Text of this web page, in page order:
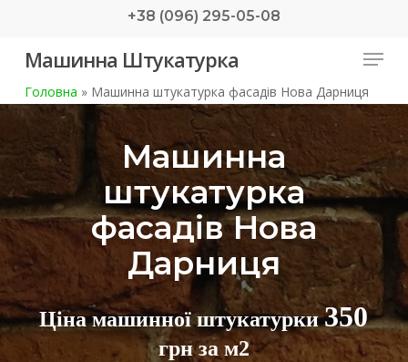
main
+38 (096) 295-05-08
Машинна Штукатурка Menu
Головна »Машинна штукатурка фасадів Нова Дарниця
Машинна
штукатурка
фасадів Нова
Дарниця
Ціна машинної штукатурки350
грн за м2